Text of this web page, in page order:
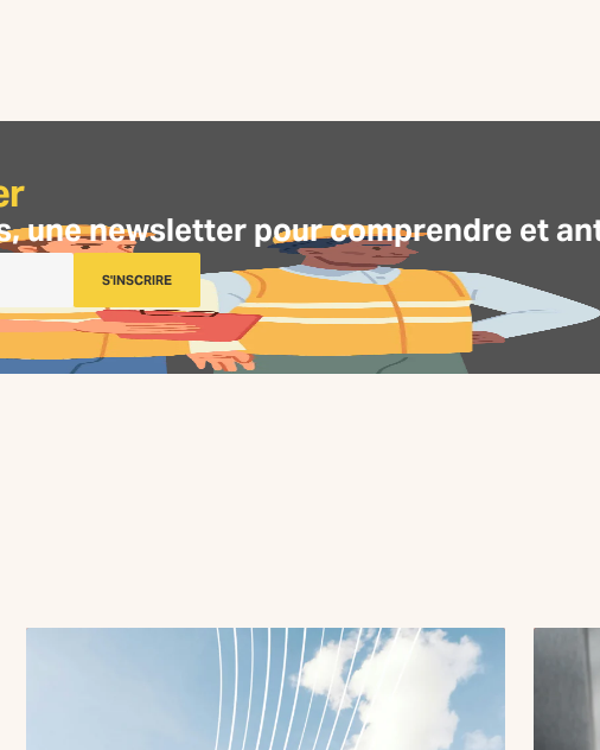
unenewsletter pour comprendre et
S'INSCRIRE